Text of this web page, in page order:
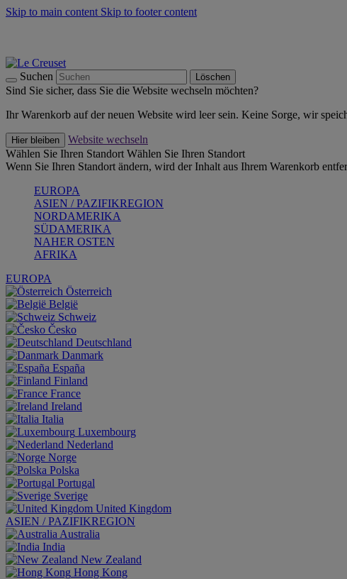
Skip to main content Skip to footer content
Suchen Löschen
Sind Sie sicher, dass Sie die Website wechseln möchten?
Ihr Warenkorb auf der neuen Website wird leer sein. Keine Sorge, wir
Hier bleiben
Website wechseln
Wählen Sie Ihren Standort Wählen Sie Ihren Standort
Wenn Sie Ihren Standort ändern, wird der Inhalt aus Ihrem Warenkorb
EUROPA
ASIEN / PAZIFIKREGION
NORDAMERIKA
SÜDAMERIKA
NAHER OSTEN
AFRIKA
EUROPA
Österreich
België
Schweiz
Česko
Deutschland
Danmark
España
Finland
France
Ireland
Italia
Luxembourg
Nederland
Norge
Polska
Portugal
Sverige
United Kingdom
ASIEN / PAZIFIKREGION
Australia
India
New Zealand
Hong Kong